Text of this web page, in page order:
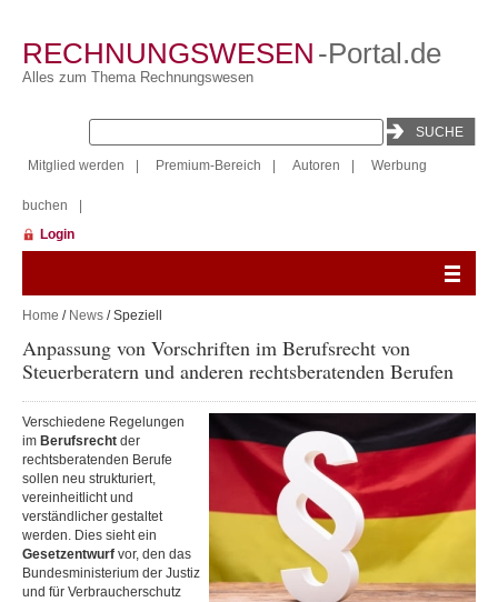
RECHNUNGSWESEN -Portal.de
Alles zum Thema Rechnungswesen
Mitglied werden Premium-Bereich Autoren Werbung
buchen
Login
Home / News / Speziell
Anpassung von Vorschriften im Berufsrecht von
Steuerberatern und anderen rechtsberatenden Berufen
Verschiedene Regelungen
im Berufsrecht der
rechtsberatenden Berufe
sollen neu strukturiert,
vereinheitlicht und
verständlicher gestaltet
werden. Dies sieht ein
Gesetzentwurf vor, den das
Bundesministerium der Justiz
und für Verbraucherschutz